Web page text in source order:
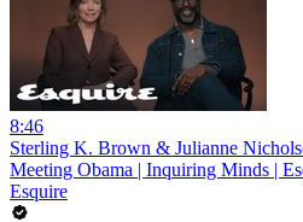
8:46
Sterling K. Brown & Julianne
Meeting Obama | Inquiring Minds |
Esquire